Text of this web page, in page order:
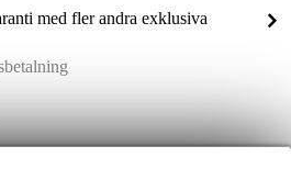
med fler andra exklusiva